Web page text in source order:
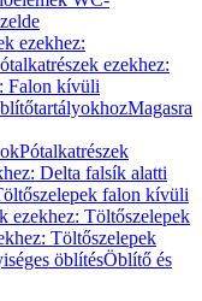
ezekhez:
ezekhez:
Falon kívüli
Magasra
Pótalkatrészek
Delta falsík alatti
falon kívüli
ezekhez: Töltőszelepek
Töltőszelepek
öblítésÖblítő és